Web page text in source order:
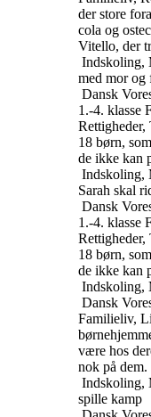
der store
cola og
Vitello, der
Indskoling,
med mor og
Dansk
1.-4. klasse
Rettigheder,
18 børn,
de ikke kan
Indskoling,
Sarah skal
Dansk
1.-4. klasse
Rettigheder,
18 børn,
de ikke kan
Indskoling,
Dansk
Familieliv,
være hos
nok på
Indskoling,
spille kamp